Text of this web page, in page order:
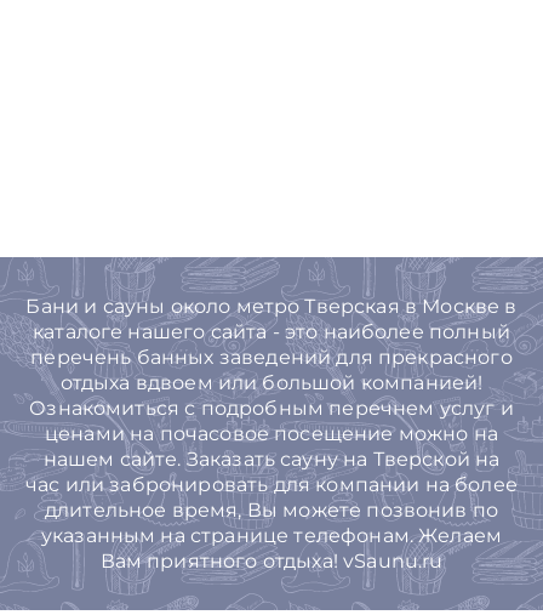
Бани и сауны около метро Тверская в Москве в
каталоге нашего сайта - это наиболее полный
перечень банных заведений для прекрасного
отдыха вдвоем или большой компанией!
Ознакомиться с подробным перечнем услуг и
ценами на почасовое посещение можно на
нашем сайте. Заказать сауну на Тверской на
час или забронировать для компании на более
длительное время, Вы можете позвонив по
указанным на странице телефонам. Желаем
Вам приятного отдыха! vSaunu.ru